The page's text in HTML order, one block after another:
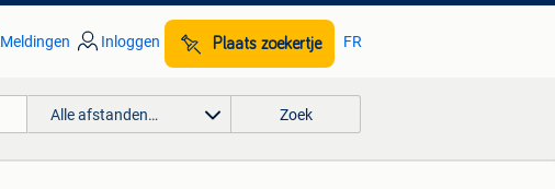
Meldingen Inloggen Plaats zoekertje FR
Alle afstanden… Zoek